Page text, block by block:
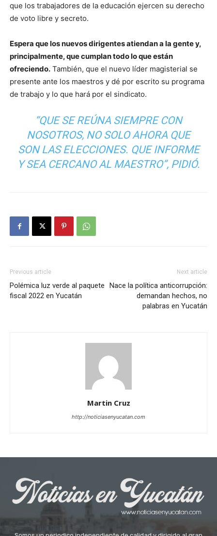
que los trabajadores de la educación ejercen su derecho
de voto libre y secreto.
Espera que los nuevos dirigentes atiendan a la gente y,
principalmente, que cumplan todo lo que están
ofreciendo. También, que el nuevo líder magisterial se
presente ante los maestros y dé por escrito su programa
de trabajo y lo que hará por el sindicato.
“QUE SE REÚNA SIEMPRE CON
NOSOTROS, NO SOLO AHORA QUE
SON LAS ELECCIONES. QUE INFORME
Y SEA CERCANO AL MAESTRO”, PIDIÓ.
Previous article
Polémica luz verde al paquete
fiscal 2022 en Yucatán
Next article
Nace la política anticorrupción:
demandan hechos, no
palabras en Yucatán
Martin Cruz
http://noticiasenyucatan.com